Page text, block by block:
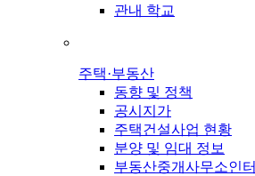
관내 학교
주택·부동산
동향 및 정책
공시지가
주택건설사업 현황
분양 및 임대 정보
부동산중개사무소인